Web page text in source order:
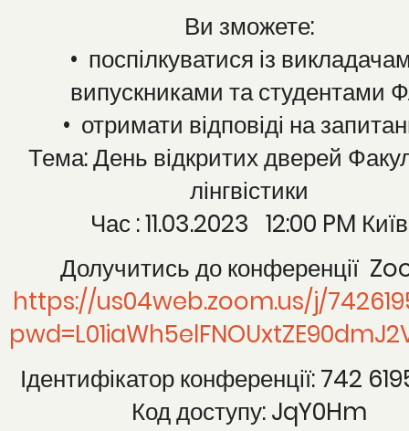
Ви зможете:
• поспілкуватися із
випускниками та студентами
• отримати відповіді на
Тема: День відкритих дверей
лінгвістики
Час : 11.03.2023 12:00 PM Київ
Долучитись до конференції
https://us04web.zoom.us/j/
Ідентифікатор конференції: 742
Код доступу: JqY0Hm